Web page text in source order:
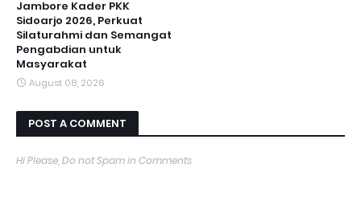
Jambore Kader PKK
Sidoarjo 2026, Perkuat
Silaturahmi dan Semangat
Pengabdian untuk
Masyarakat
August 08, 2026
POST A COMMENT
Hi Please, Do not Spam in Comments